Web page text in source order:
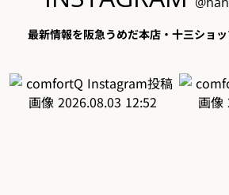
最新情報を阪急うめだ本店・十三ショ